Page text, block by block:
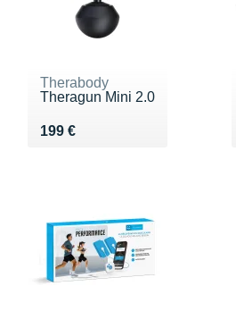
Therabody
Theragun Mini 2.0
199 €
Vendu 199 €